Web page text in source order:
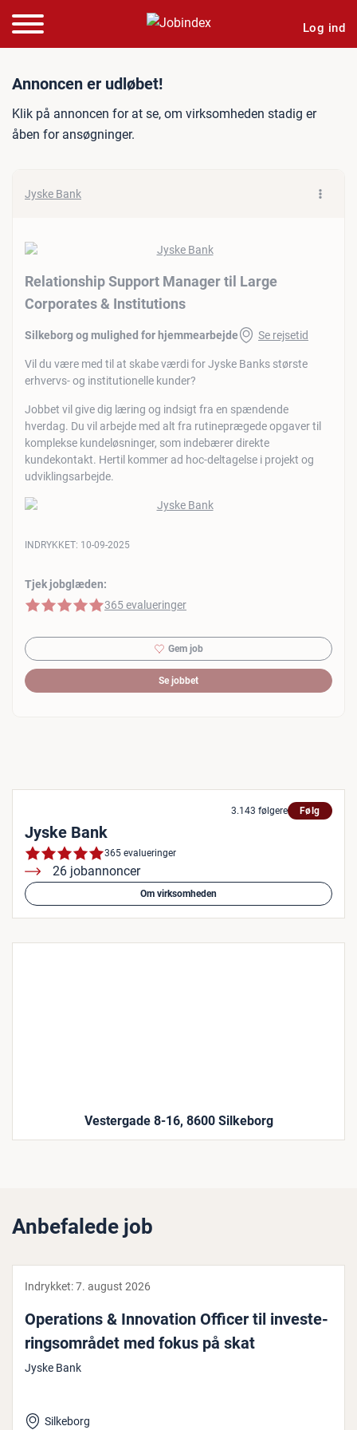
Log ind
Jobannonce:
Annoncen er udløbet!
Klik på annoncen for at se, om virksomheden stadig er
åben for ansøgninger.
Jyske Bank
Relationship Support Manager til Large
Corporates & Institutions
Silkeborg og mulighed for hjemmearbejde Se rejsetid
Vil du være med til at skabe værdi for Jyske Banks største
erhvervs- og institutionelle kunder?
Jobbet vil give dig læring og indsigt fra en spændende
hverdag. Du vil arbejde med alt fra rutineprægede opgaver til
komplekse kundeløsninger, som indebærer direkte
kundekontakt. Hertil kommer ad hoc-deltagelse i projekt og
udviklingsarbejde.
Tjek jobglæden:
5 af 5 stjerner
365 evalueringer
INDRYKKET: 10-09-2025
Gem job
Se jobbet
3.143 følgere Følg
Jyske Bank
365 evalueringer
26 jobannoncer
Om virksomheden
Vestergade 8-16, 8600 Silkeborg
Anbefalede job
Indrykket:7. august 2026
Ope­ra­tions & In­nova­tion Officer til in­ve­ste­
rings­om­rå­det med fokus på skat
Jyske Bank
Silkeborg